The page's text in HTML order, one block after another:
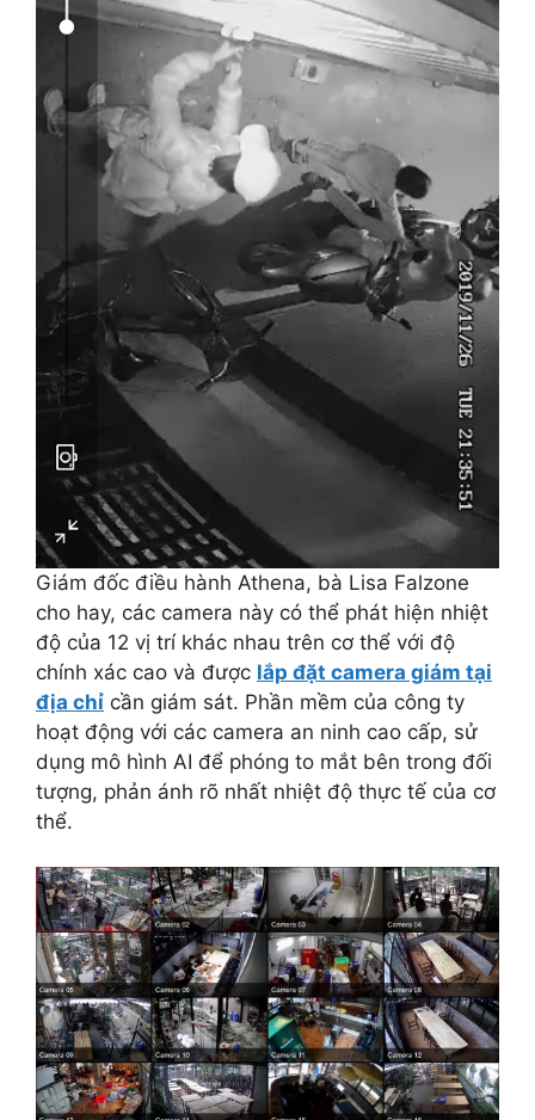
Giám đốc điều hành Athena, bà Lisa Falzone
cho hay, các camera này có thể phát hiện nhiệt
độ của 12 vị trí khác nhau trên cơ thể với độ
chính xác cao và được lắp đặt camera giám tại
địa chỉ cần giám sát. Phần mềm của công ty
hoạt động với các camera an ninh cao cấp, sử
dụng mô hình AI để phóng to mắt bên trong đối
tượng, phản ánh rõ nhất nhiệt độ thực tế của cơ
thể.